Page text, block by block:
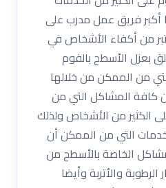
أكبر فريق عمل مدرب على
من أكفاء الأشخاص في
بعزل الأسطح بالفوم
من الممكن من خلالها
كافة المشاكل التي من
الكثير من الأشخاص ولذلك
التي من الممكن أن
الخاصة بالأسطح من
والأتربة وأيضا